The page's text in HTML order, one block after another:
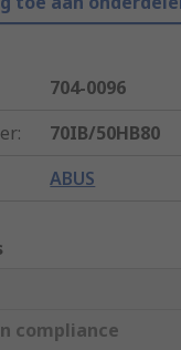
704-0096
:
70IB/50HB80
ABUS
compliance